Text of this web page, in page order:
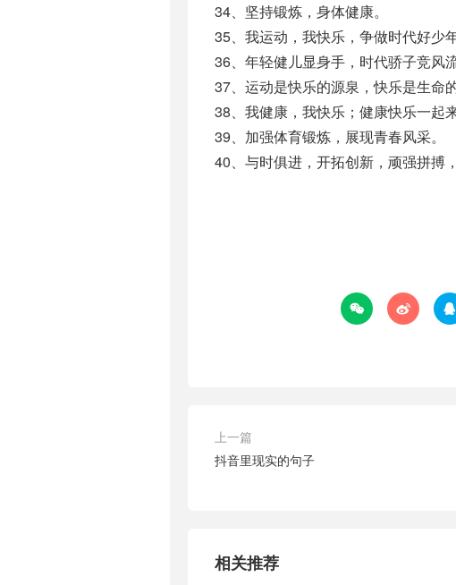
34、坚持锻炼，身体健康。
35、我运动，我快乐，争做时代好少年
36、年轻健儿显身手，时代骄子竞风流
37、运动是快乐的源泉，快乐是生命的
38、我健康，我快乐；健康快乐一起来
39、加强体育锻炼，展现青春风采。
40、与时俱进，开拓创新，顽强拼搏
  
上一篇
抖音里现实的句子
相关推荐